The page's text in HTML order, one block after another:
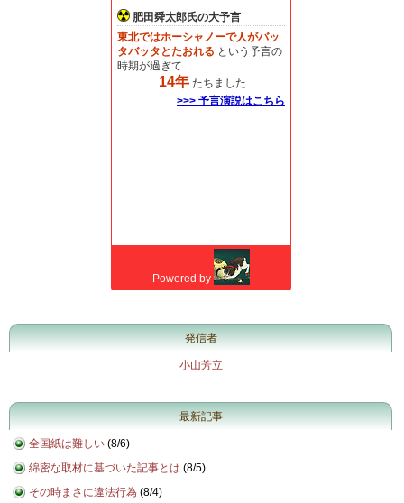
発信者
小山芳立
最新記事
全国紙は難しい (8/6)
綿密な取材に基づいた記事とは (8/5)
その時まさに違法行為 (8/4)